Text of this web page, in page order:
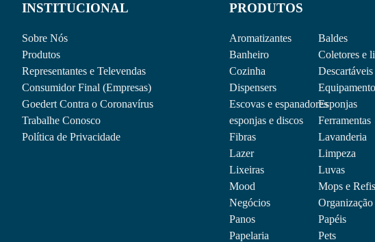
INSTITUCIONAL
Sobre Nós
Produtos
Representantes e Televendas
Consumidor Final (Empresas)
Goedert Contra o Coronavírus
Trabalhe Conosco
Política de Privacidade
PRODUTOS
Aromatizantes
Baldes
Banheiro
Coletores e
Cozinha
Descartáveis
Dispensers
Escovas e espanadoresEsponjas
esponjas e discos
Ferramentas
Fibras
Lavanderia
Lazer
Limpeza
Lixeiras
Luvas
Mood
Mops e Refis
Negócios
Organização
Panos
Papéis
Papelaria
Pets